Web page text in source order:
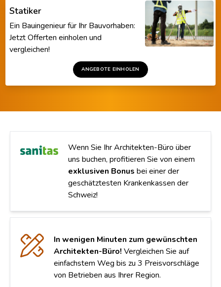
Statiker
Ein Bauingenieur für Ihr Bauvorhaben:
Jetzt Offerten einholen und
vergleichen!
ANGEBOTE EINHOLEN
Wenn Sie Ihr Architekten-Büro über
uns buchen, profitieren Sie von einem
exklusiven Bonus bei einer der
geschätztesten Krankenkassen der
Schweiz!
In wenigen Minuten zum gewünschten
Architekten-Büro! Vergleichen Sie auf
einfachstem Weg bis zu 3 Preisvorschläge
von Betrieben aus Ihrer Region.